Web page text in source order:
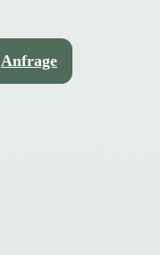
Anfrage